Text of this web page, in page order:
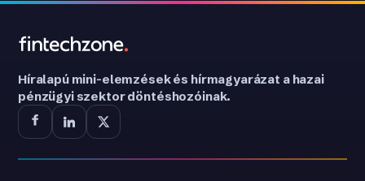
Híralapú mini-elemzések és hírmagyarázat a hazai
pénzügyi szektor döntéshozóinak.